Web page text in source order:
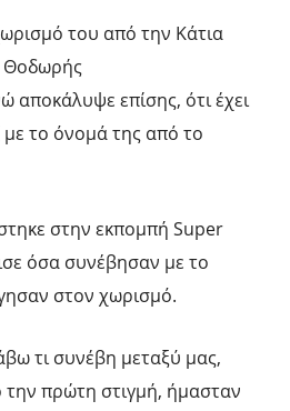
του από την Κάτια
Θοδωρής
αποκάλυψε επίσης, ότι έχει
με το όνομά της από το
στην εκπομπή Super
όσα συνέβησαν με το
στον χωρισμό.
τι συνέβη μεταξύ μας,
πρώτη στιγμή, ήμασταν